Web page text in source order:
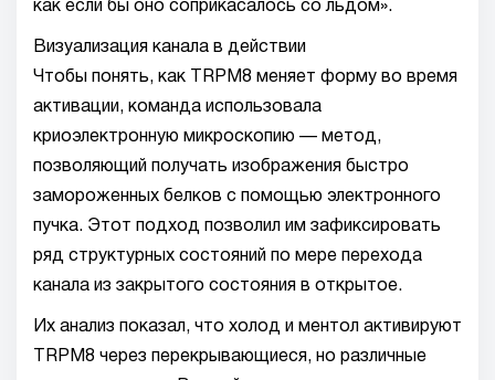
как если бы оно соприкасалось со льдом».
Визуализация канала в действии
Чтобы понять, как TRPM8 меняет форму во время
активации, команда использовала
криоэлектронную микроскопию — метод,
позволяющий получать изображения быстро
замороженных белков с помощью электронного
пучка. Этот подход позволил им зафиксировать
ряд структурных состояний по мере перехода
канала из закрытого состояния в открытое.
Их анализ показал, что холод и ментол активируют
TRPM8 через перекрывающиеся, но различные